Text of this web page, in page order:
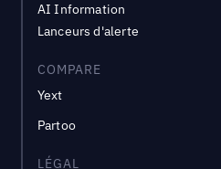
AI Information
Lanceurs d'alerte
COMPARE
Yext
Partoo
LÉGAL